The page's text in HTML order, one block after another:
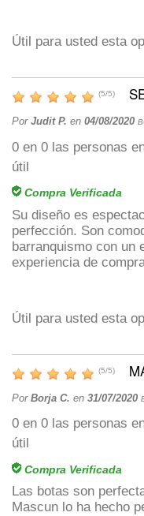
Útil para usted esta
(5/5)
Por Judit P. en 04/08/2020
0 en 0 las personas
útil
Compra Verificada
Su diseño es
perfección. Son
barranquismo con un
experiencia de
Útil para usted esta
(5/5)
Por Borja C. en 31/07/2020
0 en 0 las personas
útil
Compra Verificada
Las botas son
Mascun lo ha hecho